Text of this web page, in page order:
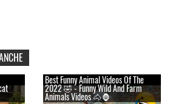
Best Funny Animal Videos Of The
2022 🤣 - Funny Wild And Farm
Animals Videos 🐴🦍